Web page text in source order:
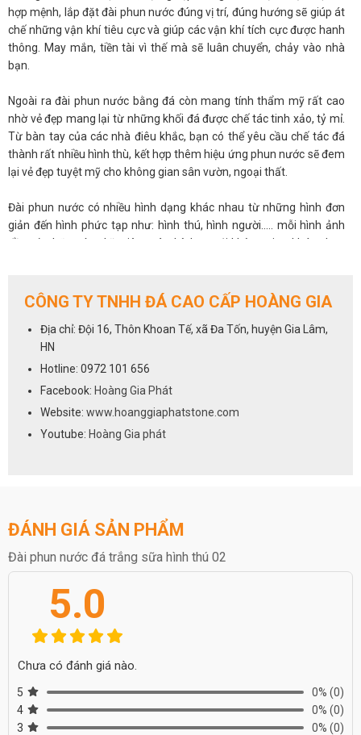
hợp mệnh, lắp đặt đài phun nước đúng vị trí, đúng hướng sẽ giúp át
chế những vận khí tiêu cực và giúp các vận khí tích cực được hanh
thông. May mắn, tiền tài vì thế mà sẽ luân chuyển, chảy vào nhà
bạn.
Ngoài ra đài phun nước bằng đá còn mang tính thẩm mỹ rất cao
nhờ vẻ đẹp mang lại từ những khối đá được chế tác tinh xảo, tỷ mỉ.
Từ bàn tay của các nhà điêu khắc, bạn có thể yêu cầu chế tác đá
thành rất nhiều hình thù, kết hợp thêm hiệu ứng phun nước sẽ đem
lại vẻ đẹp tuyệt mỹ cho không gian sân vườn, ngoại thất.
Đài phun nước có nhiều hình dạng khác nhau từ những hình đơn
giản đến hình phức tạp như: hình thú, hình người..... mỗi hình ảnh
đều có những ý nghĩa riêng và phù hợp với không gian khác nhau
liên hệ với chúng tôi qua số hotline0972 101 656
CÔNG TY TNHH ĐÁ CAO CẤP HOÀNG GIA
Địa chỉ: Đội 16, Thôn Khoan Tế, xã Đa Tốn, huyện Gia Lâm,
HN
Hotline: 0972 101 656
Facebook: Hoàng Gia Phát
Website: www.hoanggiaphatstone.com
Youtube: Hoàng Gia phát
ĐÁNH GIÁ SẢN PHẨM
Đài phun nước đá trắng sữa hình thú 02
5.0
Chưa có đánh giá nào.
5 0% (0)
4
0% (0)
3
0% (0)